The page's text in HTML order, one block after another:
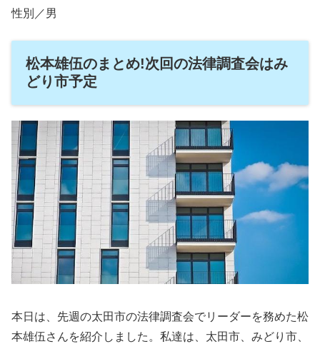
性別／男
松本雄伍のまとめ!次回の法律調査会はみ
どり市予定
本日は、先週の太田市の法律調査会でリーダーを務めた松
本雄伍さんを紹介しました。私達は、太田市、みどり市、